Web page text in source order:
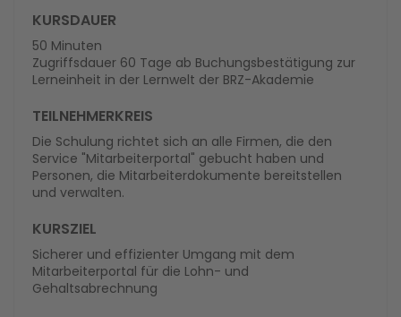
KURSDAUER
50 Minuten
Zugriffsdauer 60 Tage ab Buchungsbestätigung zur
Lerneinheit in der Lernwelt der BRZ-Akademie
TEILNEHMERKREIS
Die Schulung richtet sich an alle Firmen, die den
Service "Mitarbeiterportal" gebucht haben und
Personen, die Mitarbeiterdokumente bereitstellen
und verwalten.
KURSZIEL
Sicherer und effizienter Umgang mit dem
Mitarbeiterportal für die Lohn- und
Gehaltsabrechnung